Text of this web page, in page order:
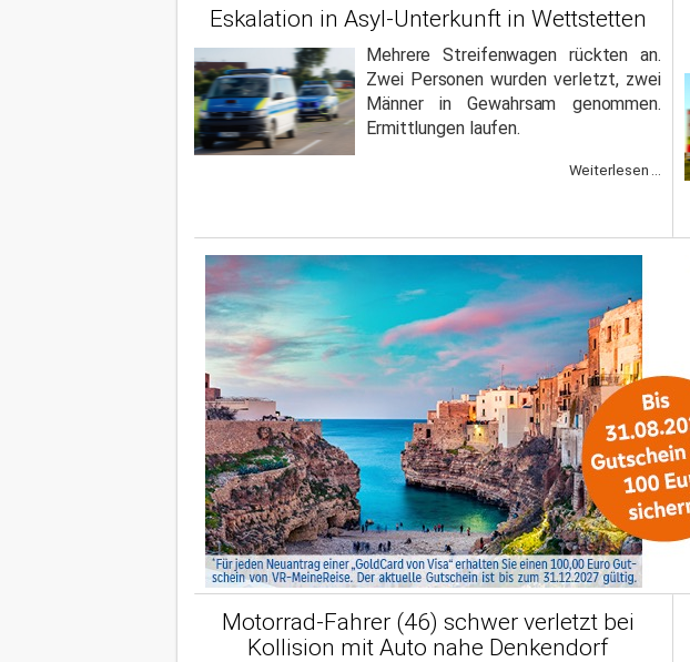
Eskalation in Asyl-Unterkunft in Wettstetten
Mehrere Streifenwagen rückten an.
Zwei Personen wurden verletzt, zwei
Männer in Gewahrsam genommen.
Ermittlungen laufen.
Weiterlesen ...
Motorrad-Fahrer (46) schwer verletzt bei
Kollision mit Auto nahe Denkendorf